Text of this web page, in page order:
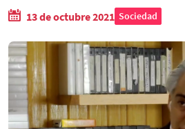
13 de octubre 2021 Sociedad